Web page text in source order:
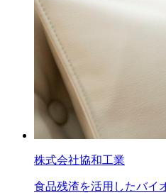
株式会社協和工業
食品残渣を活用したバイ